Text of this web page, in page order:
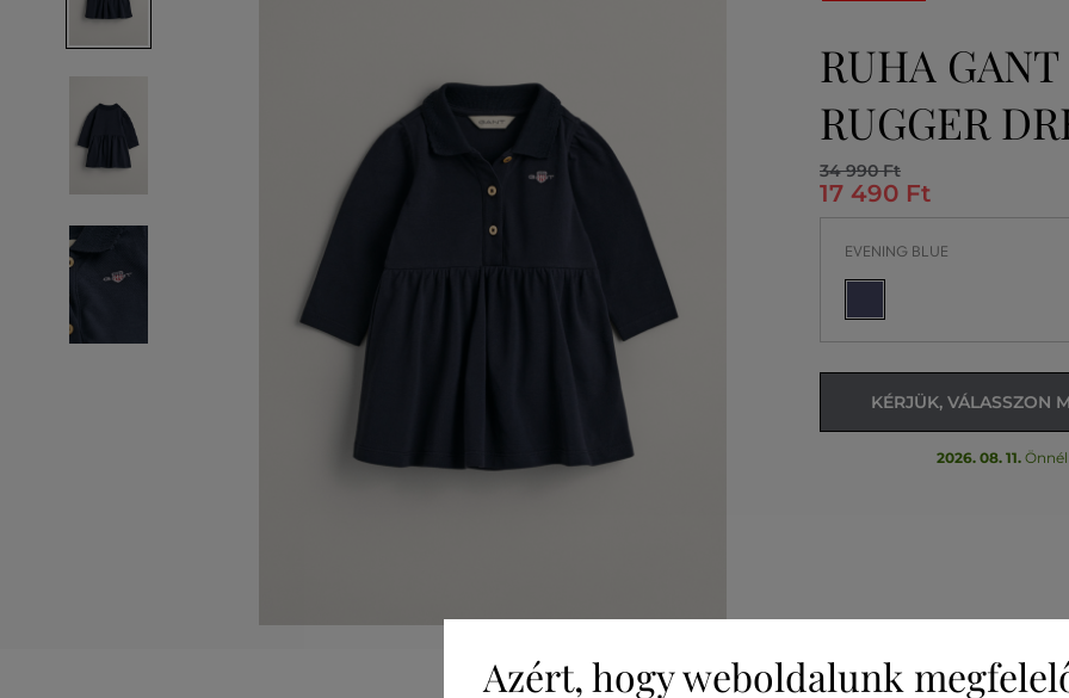
RUHA
RUGGER
34 990 Ft
17 490 Ft
EVENING BLUE
KÉRJÜK, VÁLASSZON
2026. 08. 11. Önnél
Azért, hogy weboldalunk